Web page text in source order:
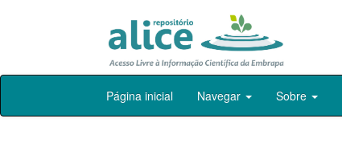
Skip
Página inicial Navegar Sobre